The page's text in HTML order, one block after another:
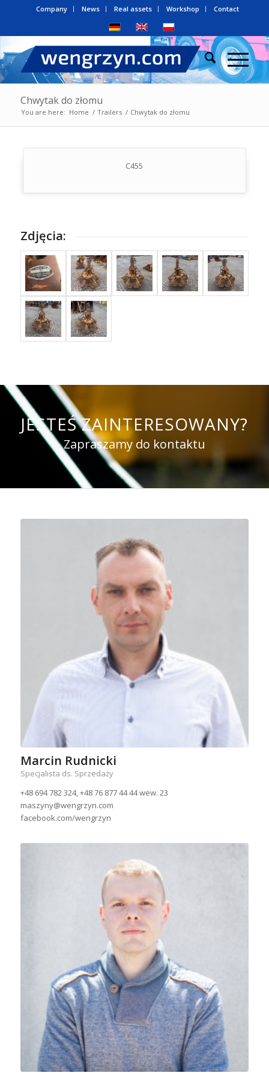
Company News Real assets Workshop Contact
Chwytak do złomu
You are here: Home / Trailers / Chwytak do złomu
C455
Zdjęcia:
JESTEŚ ZAINTERESOWANY?
Zapraszamy do kontaktu
Marcin Rudnicki
Specjalista ds. Sprzedaży
+48 694 782 324, +48 76 877 44 44 wew. 23
maszyny@wengrzyn.com
facebook.com/wengrzyn